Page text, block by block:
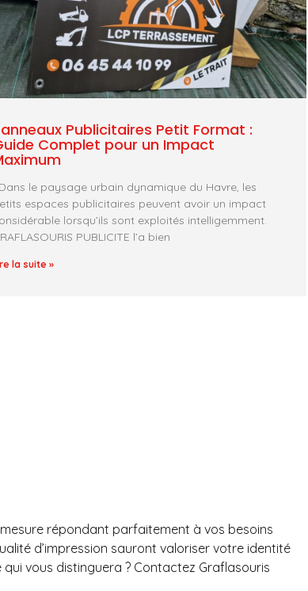
Publicitaires Petit Format :
Complet pour un Impact
Dans le paysage urbain dynamique du Havre, les
espaces publicitaires peuvent avoir un impact
lorsqu’ils sont exploités intelligemment.
PUBLICITE l’a bien
la suite »
répondant parfaitement à vos besoins
d’impression sauront valoriser votre identité
vous distinguera ? Contactez Graflasouris